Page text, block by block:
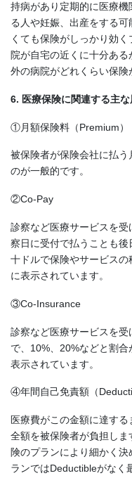
持病があり定期的に医療
る人や妊娠、出産をする
くても保険がしっかり効
院が自宅の近くに十分あ
外の病院がどれくらい保険
6. 医療保険に関連する主
①月額保険料（Premium）
被保険者が保険会社に払
のが一般的です。
②Co-Pay
診察など医療サービスを
察日に受付で払うことも
十ドルで保険やサービス
に表示されています。
③Co-Insurance
診察など医療サービスを
で、10%、20%などと割
表示されています。
④年間自己免責額（
医療費がこの金額に達す
全額を被保険者が負担し
険のプランにより細かく
ランではDeductibleがなく